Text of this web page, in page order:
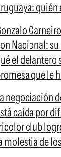
quién
Nacional:
el delantero
que le
negociación
caída por
club
molestia de